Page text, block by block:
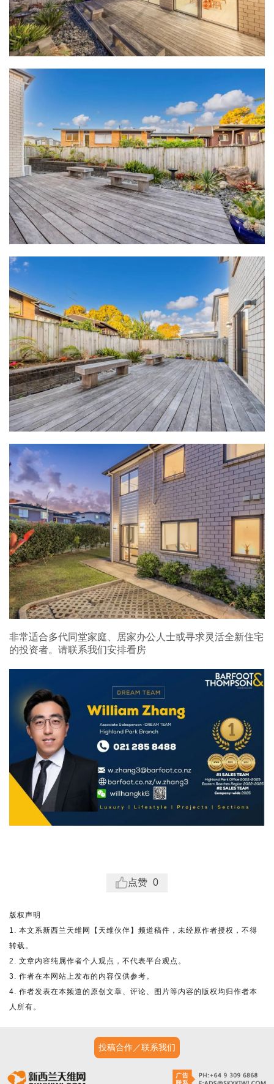
非常适合多代同堂家庭、居家办公人士或寻求灵活全新住宅
的投资者。请联系我们安排看房
点赞 0
版权声明
1. 本文系新西兰天维网【天维伙伴】频道稿件，未经原作者授权，不得
转载。
2. 文章内容纯属作者个人观点，不代表平台观点。
3. 作者在本网站上发布的内容仅供参考。
4. 作者发表在本频道的原创文章、评论、图片等内容的版权均归作者本
人所有。
投稿合作／联系我们